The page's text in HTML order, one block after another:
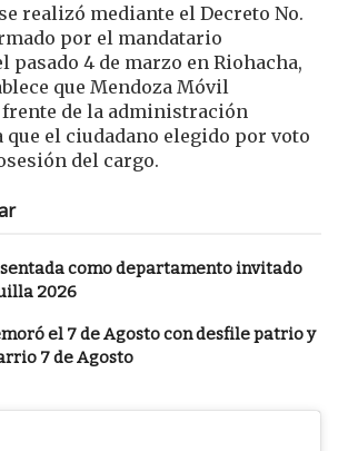
realizó mediante el Decreto No.
por el mandatario
pasado 4 de marzo en Riohacha,
que Mendoza Móvil
de la administración
el ciudadano elegido por voto
del cargo.
como departamento invitado
2026
el 7 de Agosto con desfile patrio y
7 de Agosto